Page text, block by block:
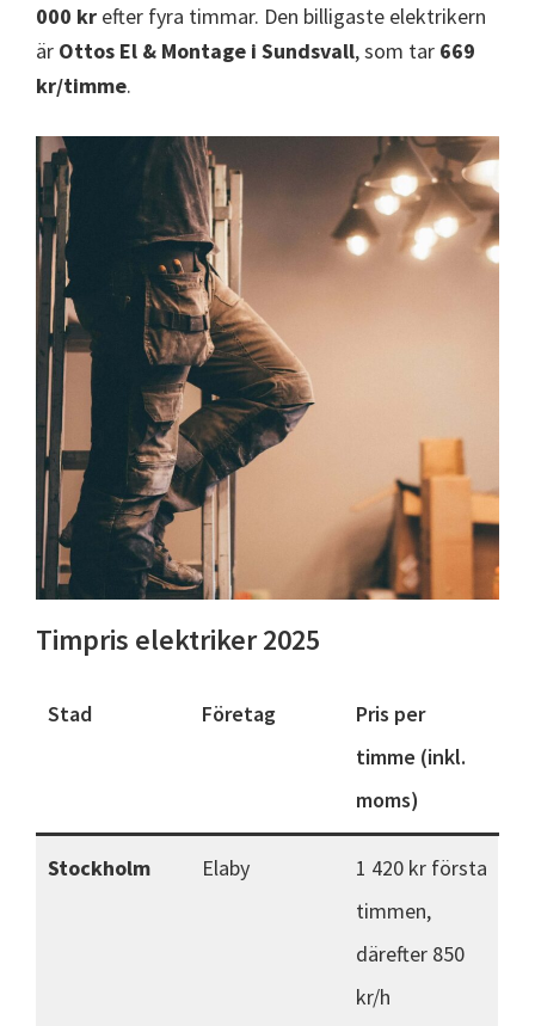
000 kr efter fyra timmar. Den billigaste elektrikern
är Ottos El & Montage i Sundsvall, som tar 669
kr/timme.
Timpris elektriker 2025
Stad Företag
Pris per
timme (inkl.
moms)
Stockholm Elaby
1 420 kr första
timmen,
därefter 850
kr/h